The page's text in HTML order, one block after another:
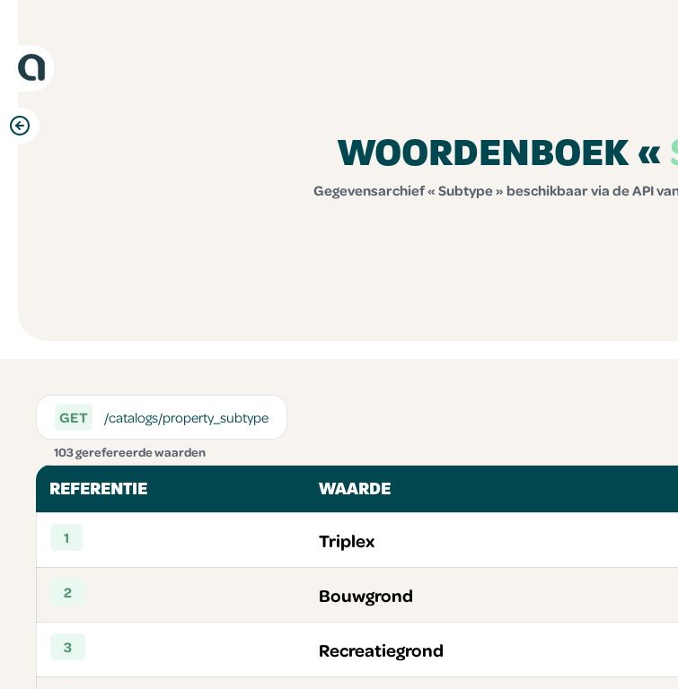
WOORDENBOEK «
Gegevensarchief « Subtype » beschikbaar via de API
GET /catalogs/property_subtype
103 gerefereerde waarden
REFERENTIE WAARDE
1 Triplex
2 Bouwgrond
3 Recreatiegrond